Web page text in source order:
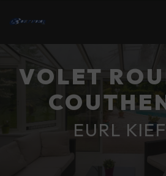
VOLET
EURL